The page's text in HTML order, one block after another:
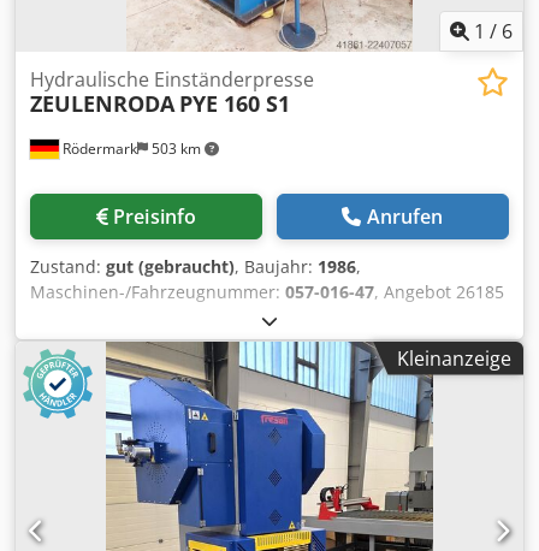
1 / 6
Rödermark 503 km
Hydraulische Einständerpresse
ZEULENRODA PYE 160 S1
Preisinfo Anrufen
Zustand: gut (gebraucht), Baujahr: 1986,
Maschinen-/Fahrzeugnummer: 057-016-47, Angebot 26185
Technische Daten: - max. Presskraft 160 t - max. Stößelhub
ca. 500 mm - mittlere Arbeitsgeschwindigkeit ca. 92 mm/s -
Rücklaufgeschwindigkeit 125 mm/s - Einbauhöhe ca. 1000
mm - Ausladung bis Mitte Stößel 360 mm -
Stößeleinspannzapfen 40 mm - Tischgröße 900 x 630 mm -
Tischbohrung / Durchbruch 220 mm - Tischhöhe über Flur
720 mm - Ölfüllmenge ca. 200 ltr - Antrieb 400 V / 17 kW -
Platzbedarf ca. B 1150 x H 3600 x T 1850 mm - Gewicht ca.
7500 kg Csdpfx Aiezn H Rvsdjrf
Kleinanzeige